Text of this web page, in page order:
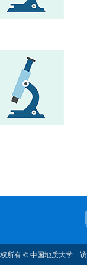
所有 © 中国地质大学